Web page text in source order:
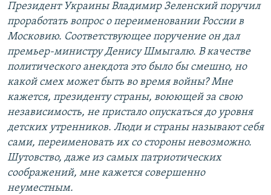
Президент Украины Владимир Зеленский поручил
проработать вопрос о переименовании России в
Московию. Соответствующее поручение он дал
премьер-министру Денису Шмыгалю. В качестве
политического анекдота это было бы смешно, но
какой смех может быть во время войны? Мне
кажется, президенту страны, воюющей за свою
независимость, не пристало опускаться до уровня
детских утренников. Люди и страны называют себя
сами, переименовать их со стороны невозможно.
Шутовство, даже из самых патриотических
соображений, мне кажется совершенно
неуместным.